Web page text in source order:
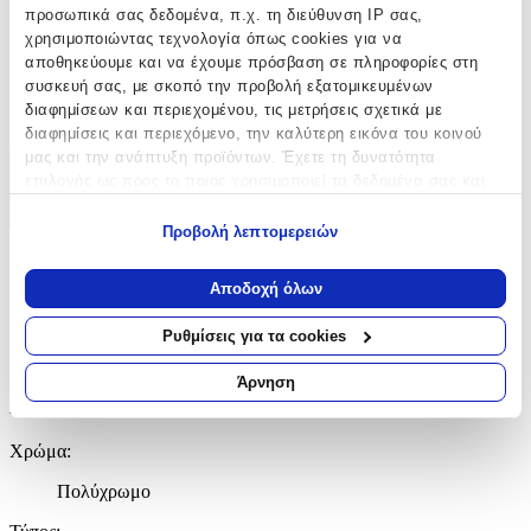
προσωπικά σας δεδομένα, π.χ. τη διεύθυνση IP σας,
χρησιμοποιώντας τεχνολογία όπως cookies για να
αποθηκεύουμε και να έχουμε πρόσβαση σε πληροφορίες στη
συσκευή σας, με σκοπό την προβολή εξατομικευμένων
διαφημίσεων και περιεχομένου, τις μετρήσεις σχετικά με
διαφημίσεις και περιεχόμενο, την καλύτερη εικόνα του κοινού
μας και την ανάπτυξη προϊόντων. Έχετε τη δυνατότητα
Να συλλέξουμε πληροφορίες σχετικά με τη γεωγραφική
σας τοποθεσία, οι οποίες μπορεί να είναι ακριβείς σε
απόσταση μερικών μέτρων
Να αναγνωρίσουμε τη συσκευή σας σαρώνοντας ενεργά
για συγκεκριμένα χαρακτηριστικά (δακτυλικό αποτύπωμα)
Μάθετε περισσότερα σχετικά με τον τρόπο επεξεργασίας των
στηνενότητα “Λεπτομέρειες”
Δήλωση Cookies.
Προβολή λεπτομερειών
Αποδοχή όλων
Ρυθμίσεις για τα cookies
Άρνηση
Δημοτικού
Θήκη για Παγούρι
Όχι
Χαρακτηριστικά
Κατασκευαστής:
CoolPack
Βασικά Χαρακτηριστικά
Χρώμα:
Πολύχρωμο